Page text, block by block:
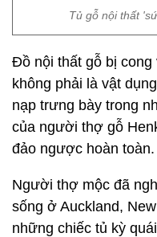
Tủ gỗ nội thất
Đồ nội thất gỗ bị
không phải là vật
nạp trưng bày trong
của người thợ gỗ
đảo ngược hoàn toàn.
Người thợ mộc đã
sống ở Auckland,
những chiếc tủ kỳ